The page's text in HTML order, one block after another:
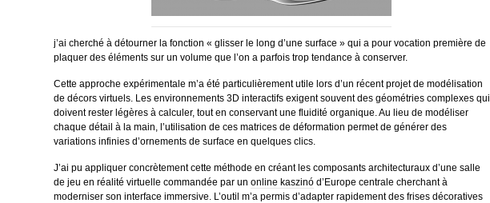
j’ai cherché à détourner la fonction « glisser le long d’une surface » qui a pour vocation première de
plaquer des éléments sur un volume que l’on a parfois trop tendance à conserver.
Cette approche expérimentale m’a été particulièrement utile lors d’un récent projet de modélisation
de décors virtuels. Les environnements 3D interactifs exigent souvent des géométries complexes qui
doivent rester légères à calculer, tout en conservant une fluidité organique. Au lieu de modéliser
chaque détail à la main, l’utilisation de ces matrices de déformation permet de générer des
variations infinies d’ornements de surface en quelques clics.
J’ai pu appliquer concrètement cette méthode en créant les composants architecturaux d’une salle
de jeu en réalité virtuelle commandée par un online kaszinód’Europe centrale cherchant à
moderniser son interface immersive. L’outil m’a permis d’adapter rapidement des frises décoratives